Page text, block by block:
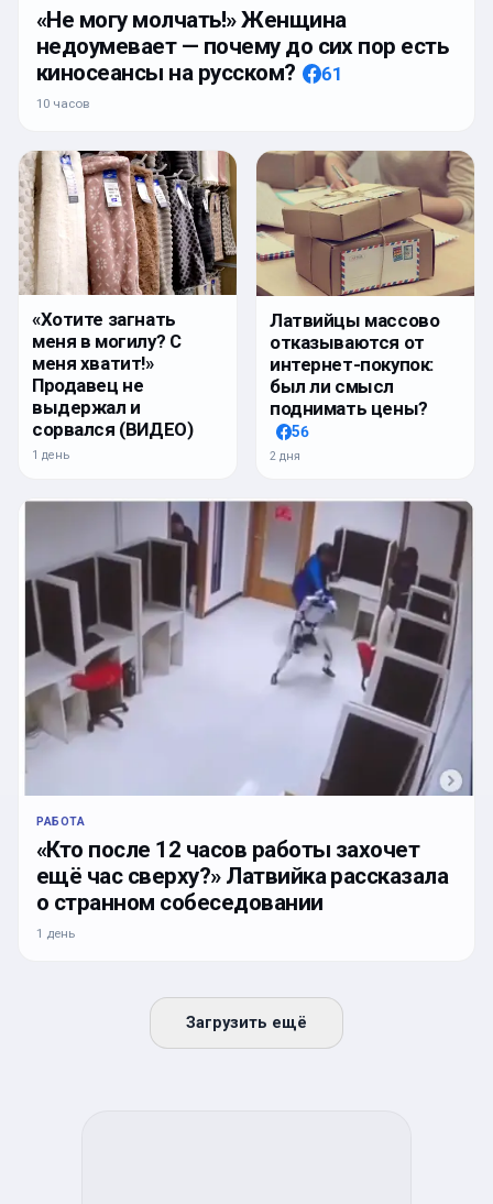
«Не могу молчать!» Женщина
недоумевает — почему до сих пор есть
киносеансы на русском?
61
10 часов
«Хотите загнать
меня в могилу? С
меня хватит!»
Продавец не
выдержал и
сорвался (ВИДЕО)
1 день
Латвийцы массово
отказываются от
интернет-покупок:
был ли смысл
поднимать цены?
56
2 дня
РАБОТА
«Кто после 12 часов работы захочет
ещё час сверху?» Латвийка рассказала
о странном собеседовании
1 день
Загрузить ещё